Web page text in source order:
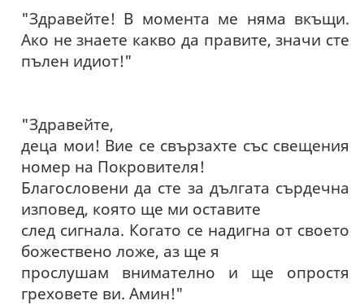
"Здравейте! В момента ме няма вкъщи.
Ако не знаете какво да правите, значи сте
пълен идиот!"
"Здравейте,
деца мои! Вие се свързахте със свещения
номер на Покровителя!
Благословени да сте за дългата сърдечна
изповед, която ще ми оставите
след сигнала. Когато се надигна от своето
божествено ложе, аз ще я
прослушам внимателно и ще опростя
греховете ви. Амин!"